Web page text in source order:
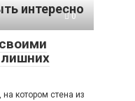
интересно
0
на котором стена из